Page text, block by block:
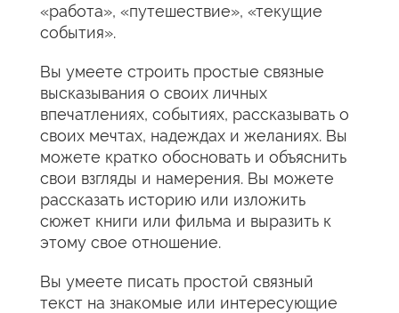
«работа», «путешествие», «текущие
события».
Вы умеете строить простые связные
высказывания о своих личных
впечатлениях, событиях, рассказывать о
своих мечтах, надеждах и желаниях. Вы
можете кратко обосновать и объяснить
свои взгляды и намерения. Вы можете
рассказать историю или изложить
сюжет книги или фильма и выразить к
этому свое отношение.
Вы умеете писать простой связный
текст на знакомые или интересующие